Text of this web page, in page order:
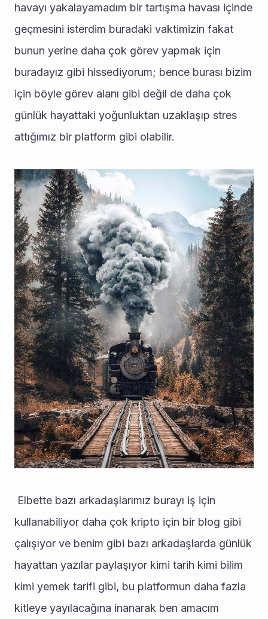
havayı yakalayamadım bir tartışma havası içinde
geçmesini isterdim buradaki vaktimizin fakat
bunun yerine daha çok görev yapmak için
buradayız gibi hissediyorum; bence burası bizim
için böyle görev alanı gibi değil de daha çok
günlük hayattaki yoğunluktan uzaklaşıp stres
attığımız bir platform gibi olabilir.
kullanabiliyor daha çok kripto için bir blog gibi
çalışıyor ve benim gibi bazı arkadaşlarda günlük
hayattan yazılar paylaşıyor kimi tarih kimi bilim
kimi yemek tarifi gibi, bu platformun daha fazla
kitleye yayılacağına inanarak ben amacım